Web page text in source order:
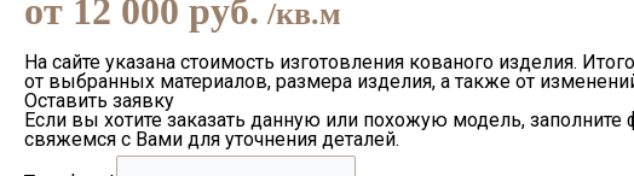
от 12 000 руб. /кв.м
На сайте указана стоимость изготовления кованого изделия.
от выбранных материалов, размера изделия, а также от
Оставить заявку
Если вы хотите заказать данную или похожую модель,
свяжемся с Вами для уточнения деталей.